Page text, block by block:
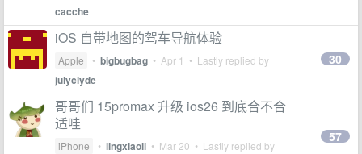
cacche
iOS 自带地图的驾车导航体验
Apple • bigbugbag • Apr 1 • Lastly replied by
julyclyde
30
哥哥们 15promax 升级 ios26 到底合不合
适哇
iPhone • lingxiaoli • Mar 20 • Lastly replied by
57